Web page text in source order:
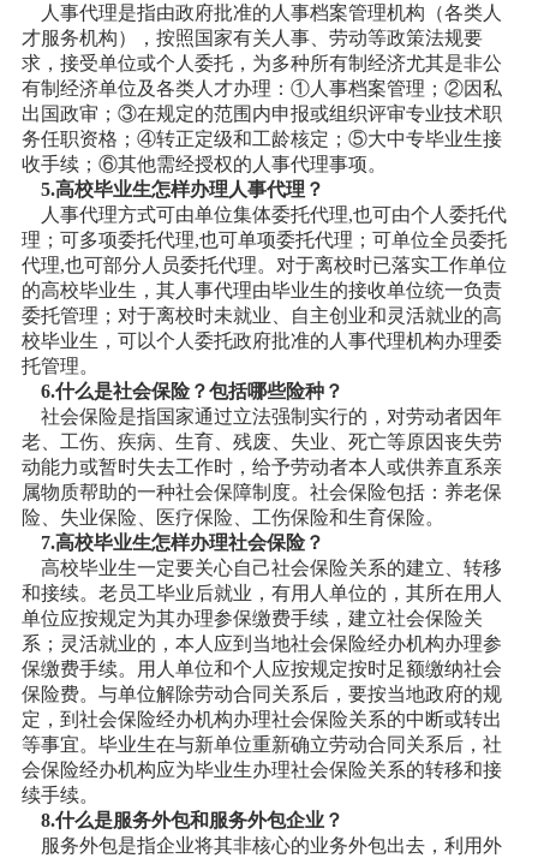
人事代理是指由政府批准的人事档案管理机构（各类人
才服务机构），按照国家有关人事、劳动等政策法规要
求，接受单位或个人委托，为多种所有制经济尤其是非公
有制经济单位及各类人才办理：①人事档案管理；②因私
出国政审；③在规定的范围内申报或组织评审专业技术职
务任职资格；④转正定级和工龄核定；⑤大中专毕业生接
收手续；⑥其他需经授权的人事代理事项。
5.高校毕业生怎样办理人事代理？
人事代理方式可由单位集体委托代理,也可由个人委托代
理；可多项委托代理,也可单项委托代理；可单位全员委托
代理,也可部分人员委托代理。对于离校时已落实工作单位
的高校毕业生，其人事代理由毕业生的接收单位统一负责
委托管理；对于离校时未就业、自主创业和灵活就业的高
校毕业生，可以个人委托政府批准的人事代理机构办理委
托管理。
6.什么是社会保险？包括哪些险种？
社会保险是指国家通过立法强制实行的，对劳动者因年
老、工伤、疾病、生育、残废、失业、死亡等原因丧失劳
动能力或暂时失去工作时，给予劳动者本人或供养直系亲
属物质帮助的一种社会保障制度。社会保险包括：养老保
险、失业保险、医疗保险、工伤保险和生育保险。
7.高校毕业生怎样办理社会保险？
高校毕业生一定要关心自己社会保险关系的建立、转移
和接续。老员工毕业后就业，有用人单位的，其所在用人
单位应按规定为其办理参保缴费手续，建立社会保险关
系；灵活就业的，本人应到当地社会保险经办机构办理参
保缴费手续。用人单位和个人应按规定按时足额缴纳社会
保险费。与单位解除劳动合同关系后，要按当地政府的规
定，到社会保险经办机构办理社会保险关系的中断或转出
等事宜。毕业生在与新单位重新确立劳动合同关系后，社
会保险经办机构应为毕业生办理社会保险关系的转移和接
续手续。
8.什么是服务外包和服务外包企业？
服务外包是指企业将其非核心的业务外包出去，利用外